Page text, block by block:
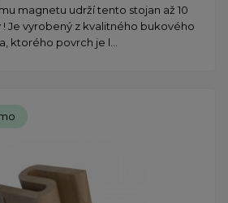
magnetu udrží tento stojan až 10
Je vyrobený z kvalitného bukového
ktorého povrch je l...